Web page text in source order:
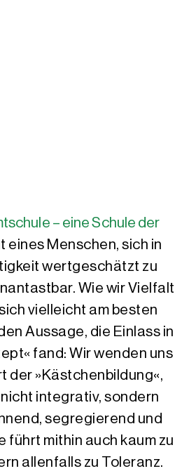
– eine Schule der
eines Menschen, sich in
wertgeschätzt zu
Wie wir Vielfalt
vielleicht am besten
Aussage, die Einlass in
fand: Wir wenden uns
der »Kästchenbildung«,
integrativ, sondern
segregierend und
führt mithin auch kaum zu
allenfalls zu Toleranz.